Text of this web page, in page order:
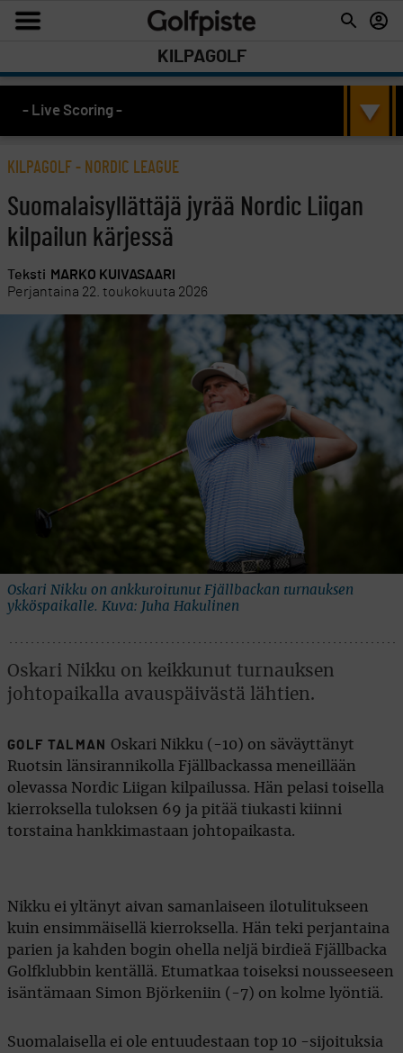
KILPAGOLF
- Live Scoring -
KILPAGOLF - NORDIC LEAGUE
Suomalaisyllättäjä jyrää Nordic Liigan
kilpailun kärjessä
Teksti MARKO KUIVASAARI
Perjantaina 22. toukokuuta 2026
Oskari Nikku on ankkuroitunut Fjällbackan turnauksen
ykköspaikalle. Kuva: Juha Hakulinen
Oskari Nikku on keikkunut turnauksen
johtopaikalla avauspäivästä lähtien.
GOLF TALMAN Oskari Nikku (-10) on säväyttänyt
Ruotsin länsirannikolla Fjällbackassa meneillään
olevassa Nordic Liigan kilpailussa. Hän pelasi toisella
kierroksella tuloksen 69 ja pitää tiukasti kiinni
torstaina hankkimastaan johtopaikasta.
Nikku ei yltänyt aivan samanlaiseen ilotulitukseen
kuin ensimmäisellä kierroksella. Hän teki perjantaina
parien ja kahden bogin ohella neljä birdieä Fjällbacka
Golfklubbin kentällä. Etumatkaa toiseksi nousseeseen
isäntämaan Simon Björkeniin (-7) on kolme lyöntiä.
Suomalaisella ei ole entuudestaan top 10 -sijoituksia